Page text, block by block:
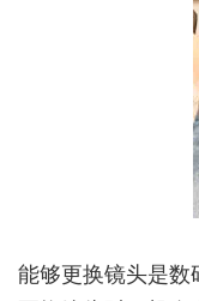
能够更换镜头是